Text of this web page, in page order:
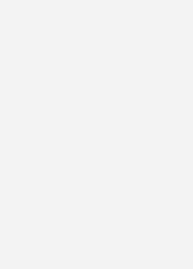
2026?